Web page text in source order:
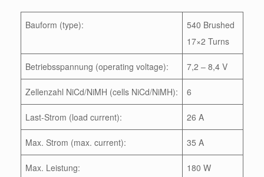
Bauform (type):
540 Brushed
17×2 Turns
Betriebsspannung (operating voltage): 7,2 – 8,4 V
Zellenzahl NiCd/NiMH (cells NiCd/NiMH): 6
Last-Strom (load current): 26 A
Max. Strom (max. current): 35 A
Max. Leistung: 180 W